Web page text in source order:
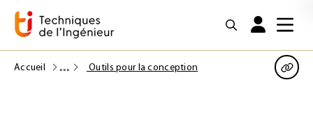
Accueil Outils pour la conception